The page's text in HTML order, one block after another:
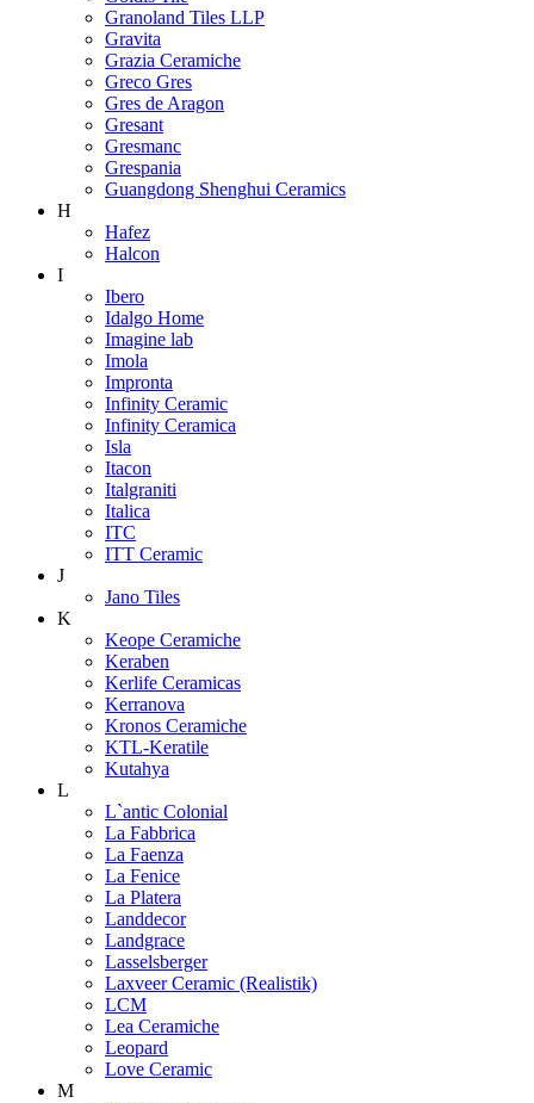
Granoland Tiles LLP
Gravita
Grazia Ceramiche
Greco Gres
Gres de Aragon
Gresant
Gresmanc
Grespania
Guangdong Shenghui Ceramics
H
Hafez
Halcon
I
Ibero
Idalgo Home
Imagine lab
Imola
Impronta
Infinity Ceramic
Infinity Ceramica
Isla
Itacon
Italgraniti
Italica
ITC
ITT Ceramic
J
Jano Tiles
K
Keope Ceramiche
Keraben
Kerlife Ceramicas
Kerranova
Kronos Ceramiche
KTL-Keratile
Kutahya
L
L`antic Colonial
La Fabbrica
La Faenza
La Fenice
La Platera
Landdecor
Landgrace
Lasselsberger
Laxveer Ceramic (Realistik)
LCM
Lea Ceramiche
Leopard
Love Ceramic
M